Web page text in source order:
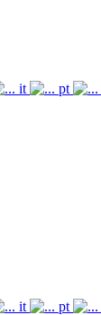
it pt
it pt